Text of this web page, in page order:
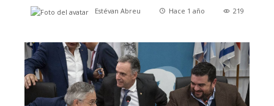
Estévan Abreu Hace 1 año 219